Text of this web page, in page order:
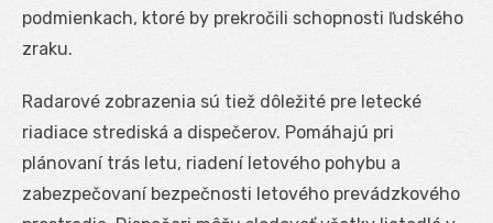
podmienkach, ktoré by prekročili schopnosti ľudského
zraku.
Radarové zobrazenia sú tiež dôležité pre letecké
riadiace strediská a dispečerov. Pomáhajú pri
plánovaní trás letu, riadení letového pohybu a
zabezpečovaní bezpečnosti letového prevádzkového